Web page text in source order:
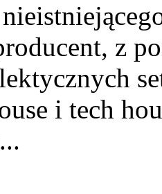
z
i tech